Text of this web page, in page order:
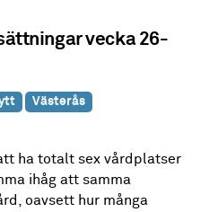
vecka 26-
Västerås
ha totalt sex vårdplatser
ihåg att samma
oavsett hur många